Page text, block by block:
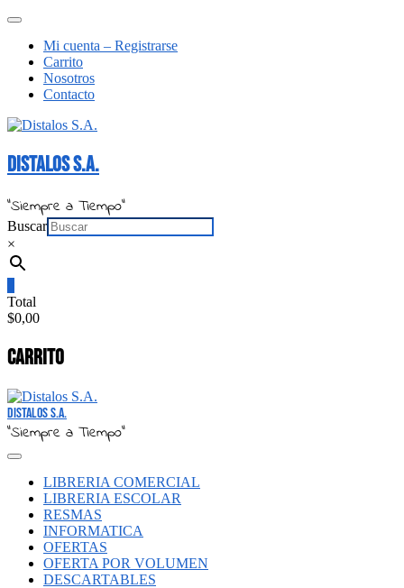
Saltar
contenido
Menú
barra
superior
Mi cuenta – Registrarse
Carrito
Nosotros
Contacto
Distalos S.A.
"Siempre a Tiempo"
Buscar
×
Total
$0,00
Carrito
Distalos S.A.
"Siempre a Tiempo"
LIBRERIA COMERCIAL
LIBRERIA ESCOLAR
RESMAS
INFORMATICA
OFERTAS
OFERTA POR VOLUMEN
DESCARTABLES